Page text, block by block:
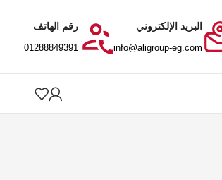
البريد الإلكتروني
info@aligroup-eg.com
رقم الهاتف
01288849391